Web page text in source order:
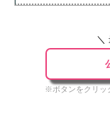
＼
※ボタンをクリッ